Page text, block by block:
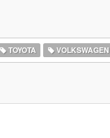
TOYOTA VOLKSWAGEN